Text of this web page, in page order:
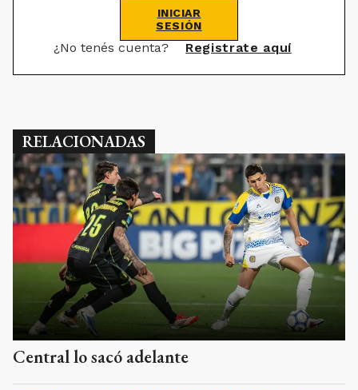
INICIAR
SESIÓN
¿No tenés cuenta? Registrate aquí
RELACIONADAS
Central lo sacó adelante